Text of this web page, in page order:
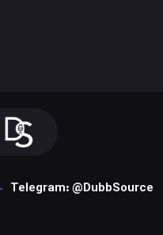
Telegram: @DubbSource